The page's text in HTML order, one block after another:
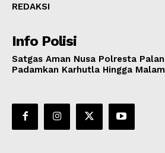
REDAKSI
Info Polisi
Satgas Aman Nusa Polresta
Padamkan Karhutla Hingga Malam